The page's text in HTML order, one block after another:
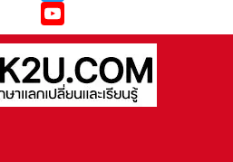
Twitter
YouTube